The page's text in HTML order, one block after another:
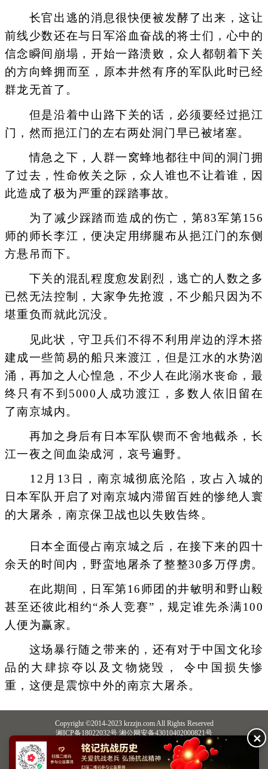
长官出逃的消息很快便被发酵了出来，这让
前线少数还在与日军浴血奋战的将士们，心中的
信念瞬间崩塌，开始一路溃败，众人都朝着下关
的方向蜂拥而至，原本井然有序的军队此时已经
群龙无首了。
但是沿着中山路下关的话，必须要经过挹江
门，然而挹江门的左右两处洞门早已被堵塞。
情急之下，人群一窝蜂地都往中间的洞门拥
了过去，性命攸关之际，众人谁也不让着谁，因
此造成了极为严重的踩踏事故。
为了减少踩踏而造成的伤亡，第83军第156
师的师长李江，便决定用绑腿布从挹江门的东侧
方悬吊而下。
下关的混乱程度愈发剧烈，逃亡的人数之多
已然无法控制，大家争先抢渡，不少船只因为不
堪重负而就此沉没。
见此状，守卫兵们不得不利用岸边的浮木搭
建成一些简易的船只来渡江，但是江水的水势汹
涌，再加之人心惶急，不少人在此溺水丧命，最
终只有不到5000人成功渡江，多数人依旧留在
了南京城内。
再加之身后有日本军队锲而不舍地截杀，长
江一夜之间血染成河，哀号遍野。
12月13日，南京城彻底沦陷，攻占入城的
日本军队开启了对南京城内滞留百姓的惨绝人寰
的大屠杀，南京保卫战也以失败告终。
日本全面侵占南京城之后，在接下来的四十
余天的时间内，野蛮地屠杀了整整30多万俘虏。
在此期间，日军第16师团的井敏明和野山毅
甚至还彼此相约“杀人竞赛”，规定谁先杀满100
人便为赢家。
这场暴行随之带来的，还有对于中国文化珍
品的大肆掠夺以及文物烧毁， 令中国损失惨
重，这便是震惊中外的南京大屠杀。
Copyright ©2014-2023 krzzjn.com All Rights Reserved
湘ICP备18022032号 湘公网安备43010402000821号
中央网信办违法和不良信息举报中心
长沙市互联网违法和不良信息举报中心
不良信息举报电话：0731-85531328 19198230121（微信同号）
纠错电话：18182129125 15116420702
✕